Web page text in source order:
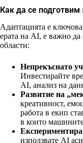
Как да се
Адаптацията е
ерата на AI, е важно да
области:
Непрекъснато
Инвестирайте
AI, анализ на
Развитие на
креативност,
работа в екип
в които
използвате AI